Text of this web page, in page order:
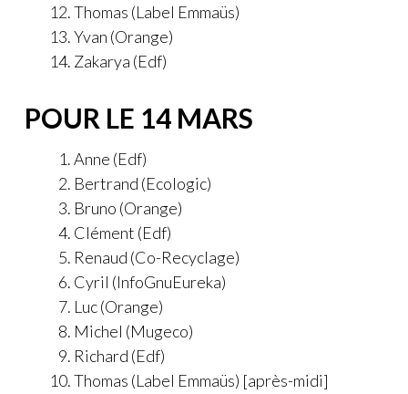
Thomas (Label Emmaüs)
Yvan (Orange)
Zakarya (Edf)
POUR LE 14 MARS
Anne (Edf)
Bertrand (Ecologic)
Bruno (Orange)
Clément (Edf)
Renaud (Co-Recyclage)
Cyril (InfoGnuEureka)
Luc (Orange)
Michel (Mugeco)
Richard (Edf)
Thomas (Label Emmaüs) [après-midi]